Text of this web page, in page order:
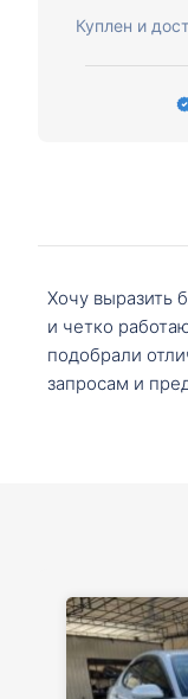
Куплен и
Хочу выразить
и четко
подобрали
запросам и